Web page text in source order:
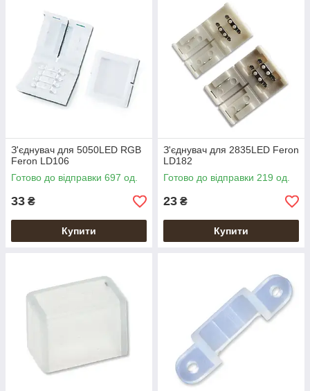
З'єднувач для 5050LED RGB
Feron LD106
Готово до відправки 697 од.
33 ₴
Купити
З'єднувач для 2835LED Feron
LD182
Готово до відправки 219 од.
23 ₴
Купити